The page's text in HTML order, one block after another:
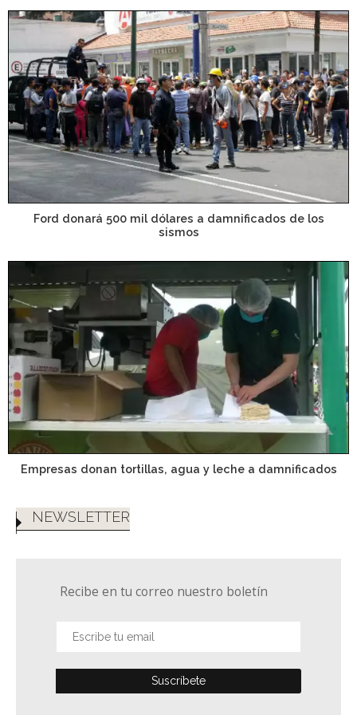
Ford donará 500 mil dólares a damnificados de los
sismos
Empresas donan tortillas, agua y leche a damnificados
NEWSLETTER
Recibe en tu correo nuestro boletín